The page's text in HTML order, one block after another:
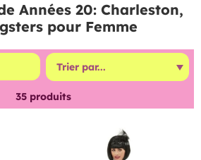
Années 20: Charleston,
pour Femme
35produits